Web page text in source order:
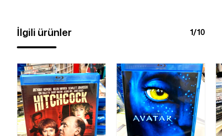
İlgili ürünler 1/10